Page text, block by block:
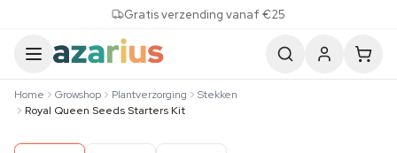
Gratis verzending vanaf €25
Home Growshop Plantverzorging
Stekken
Royal Queen Seeds Starters Kit